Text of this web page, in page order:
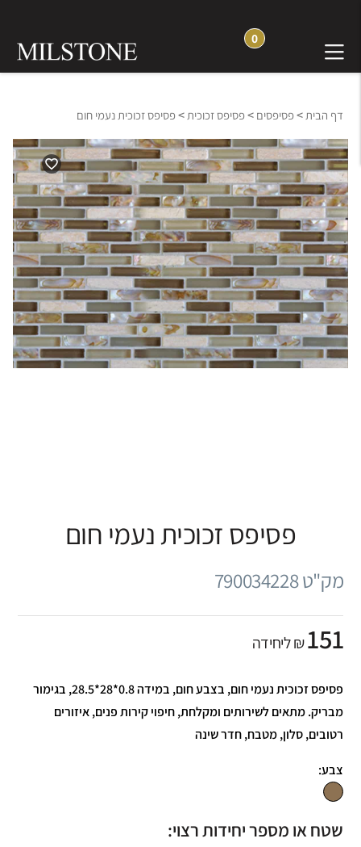
0
דף הבית>פסיפסים >פסיפס זכוכית>פסיפס זכוכית נעמי חום
פסיפס זכוכית נעמי חום
מק"ט 790034228
151₪ ליחידה
פסיפס זכוכית נעמי חום, בצבע חום, במידה 0.8*28*28.5, בגימור
מבריק. מתאים לשירותים ומקלחת, חיפוי קירות פנים, איזורים
רטובים, סלון, מטבח, חדר שינה
צבע:
שטח או מספר יחידות רצוי: